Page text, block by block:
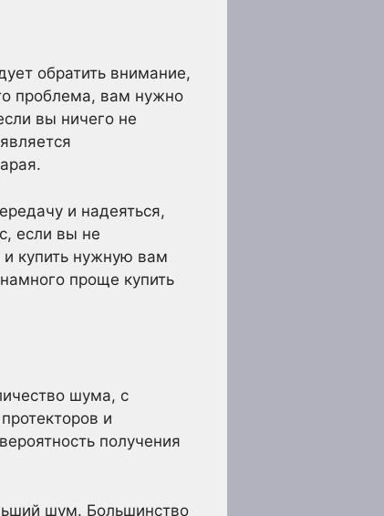
обратить внимание,
проблема, вам нужно
вы ничего не
и надеяться,
если вы не
и купить нужную вам
проще купить
шума, с
и
получения
шум. Большинство